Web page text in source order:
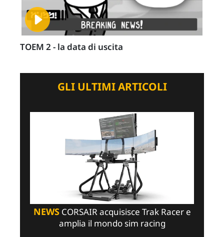
TOEM 2 - la data di uscita
GLI ULTIMI ARTICOLI
NEWSCORSAIR acquisisce Trak Racer e
amplia il mondo sim racing